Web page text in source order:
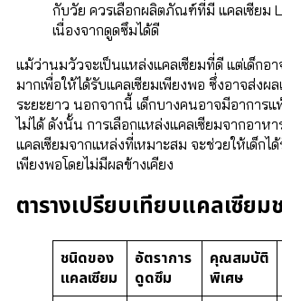
กับวัย ควรเลือกผลิตภัณฑ์ที่มี แคลเซียม
เนื่องจากดูดซึมได้ดี
แม้ว่านมวัวจะเป็นแหล่งแคลเซียมที่ดี แต่เด็กอ
มากเพื่อให้ได้รับแคลเซียมเพียงพอ ซึ่งอาจส่งผ
ระยะยาว นอกจากนี้ เด็กบางคนอาจมีอาการ
ไม่ได้ ดังนั้น การเลือกแหล่งแคลเซียมจากอาห
แคลเซียมจากแหล่งที่เหมาะสม จะช่วยให้เด็กไ
เพียงพอโดยไม่มีผลข้างเคียง
ตารางเปรียบเทียบแคลเซียม
ชนิดของ
แคลเซียม
อัตราการ
ดูดซึม
คุณสมบัติ
พิเศษ